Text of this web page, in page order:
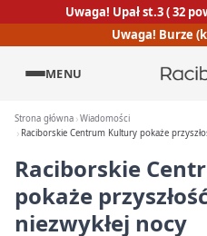
Uwaga! Upał st.3 ( 32
Uwaga! Burze
MENU
Strona główna Wiadomości
Raciborskie Centrum Kultury pokaże
Raciborskie
pokaże
niezwykłej nocy